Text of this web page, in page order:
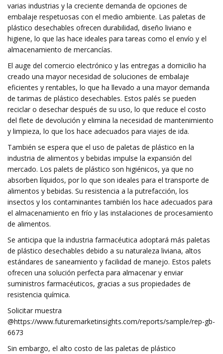
varias industrias y la creciente demanda de opciones de
embalaje respetuosas con el medio ambiente. Las paletas de
plástico desechables ofrecen durabilidad, diseño liviano e
higiene, lo que las hace ideales para tareas como el envío y el
almacenamiento de mercancías.
El auge del comercio electrónico y las entregas a domicilio ha
creado una mayor necesidad de soluciones de embalaje
eficientes y rentables, lo que ha llevado a una mayor demanda
de tarimas de plástico desechables. Estos palés se pueden
reciclar o desechar después de su uso, lo que reduce el costo
del flete de devolución y elimina la necesidad de mantenimiento
y limpieza, lo que los hace adecuados para viajes de ida.
También se espera que el uso de paletas de plástico en la
industria de alimentos y bebidas impulse la expansión del
mercado. Los palets de plástico son higiénicos, ya que no
absorben líquidos, por lo que son ideales para el transporte de
alimentos y bebidas. Su resistencia a la putrefacción, los
insectos y los contaminantes también los hace adecuados para
el almacenamiento en frío y las instalaciones de procesamiento
de alimentos.
Se anticipa que la industria farmacéutica adoptará más paletas
de plástico desechables debido a su naturaleza liviana, altos
estándares de saneamiento y facilidad de manejo. Estos palets
ofrecen una solución perfecta para almacenar y enviar
suministros farmacéuticos, gracias a sus propiedades de
resistencia química.
Solicitar muestra
@https://www.futuremarketinsights.com/reports/sample/rep-gb-
6673
Sin embargo, el alto costo de las paletas de plástico